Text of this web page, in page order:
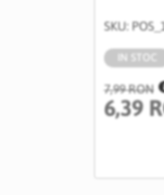
SKU:
IN STOC
7,99 RON
6,39